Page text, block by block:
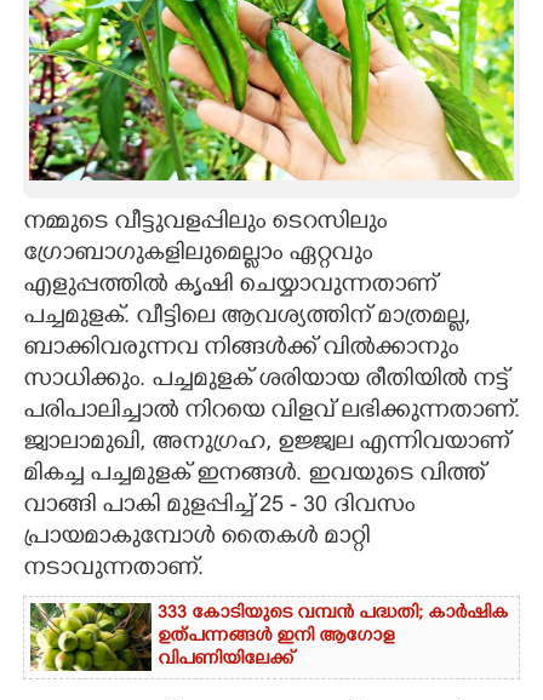
INFO+
ART
ASTRO
CARTOONS
LITERATURE
ZOOM
CONTACT US
നമ്മുടെ വീട്ടുവളപ്പിലും ടെറസിലും
ഗ്രോബാഗുകളിലുമെല്ലാം ഏറ്റവും
എളുപ്പത്തിൽ കൃഷി ചെയ്യാവുന്നതാണ്
പച്ചമുളക്. വീട്ടിലെ ആവശ്യത്തിന് മാത്രമല്ല,
ബാക്കിവരുന്നവ നിങ്ങൾക്ക് വിൽക്കാനും
സാധിക്കും. പച്ചമുളക് ശരിയായ രീതിയിൽ നട്ട്
പരിപാലിച്ചാൽ നിറയെ വിളവ് ലഭിക്കുന്നതാണ്.
ജ്വാലാമുഖി, അനുഗ്രഹ, ഉജ്ജ്വല എന്നിവയാണ്
മികച്ച പച്ചമുളക് ഇനങ്ങൾ. ഇവയുടെ വിത്ത്
വാങ്ങി പാകി മുളപ്പിച്ച് 25 - 30 ദിവസം
പ്രായമാകുമ്പോൾ തൈകൾ മാറ്റി
നടാവുന്നതാണ്.
333 കോടിയുടെ വമ്പന്‍ പദ്ധതി; കാര്‍ഷിക
ഉത്പന്നങ്ങള്‍ ഇനി ആഗോള
വിപണിയിലേക്ക്